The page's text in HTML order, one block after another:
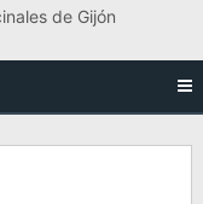
de Gijón